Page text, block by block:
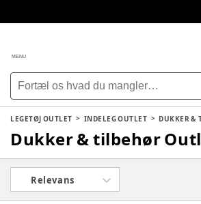
MENU
LEGETØJ OUTLET INDELEG OUTLET DUKKER &
Dukker & tilbehør
Relevans